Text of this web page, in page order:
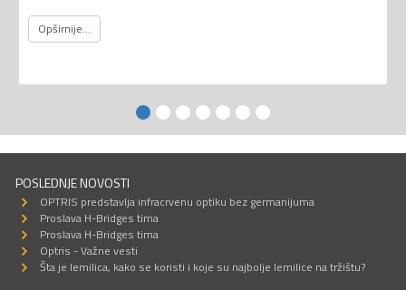
Opširnije...
POSLEDNJE NOVOSTI
OPTRIS predstavlja infracrvenu optiku bez germanijuma
Proslava H-Bridges tima
Proslava H-Bridges tima
Optris - Važne vesti
Šta je lemilica, kako se koristi i koje su najbolje lemilice na tržištu?